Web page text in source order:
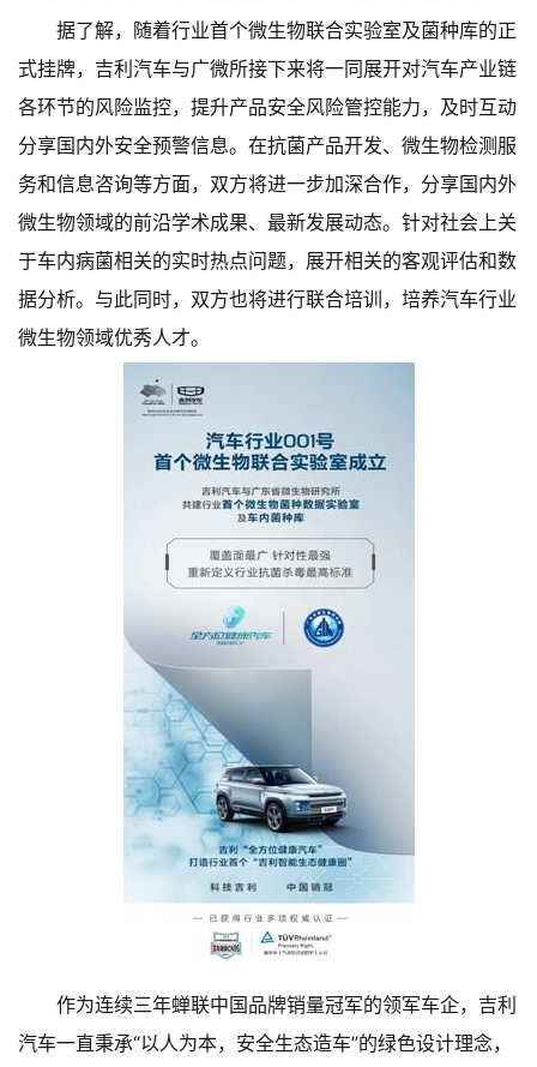
据了解，随着行业首个微生物联合实验室及菌种库的正
式挂牌，吉利汽车与广微所接下来将一同展开对汽车产业链
各环节的风险监控，提升产品安全风险管控能力，及时互动
分享国内外安全预警信息。在抗菌产品开发、微生物检测服
务和信息咨询等方面，双方将进一步加深合作，分享国内外
微生物领域的前沿学术成果、最新发展动态。针对社会上关
于车内病菌相关的实时热点问题，展开相关的客观评估和数
据分析。与此同时，双方也将进行联合培训，培养汽车行业
微生物领域优秀人才。
作为连续三年蝉联中国品牌销量冠军的领军车企，吉利
汽车一直秉承“以人为本，安全生态造车”的绿色设计理念，